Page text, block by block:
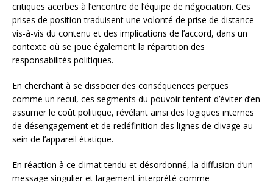
critiques acerbes à l’encontre de l’équipe de négociation. Ces
prises de position traduisent une volonté de prise de distance
vis-à-vis du contenu et des implications de l’accord, dans un
contexte où se joue également la répartition des
responsabilités politiques.
En cherchant à se dissocier des conséquences perçues
comme un recul, ces segments du pouvoir tentent d’éviter d’en
assumer le coût politique, révélant ainsi des logiques internes
de désengagement et de redéfinition des lignes de clivage au
sein de l’appareil étatique.
En réaction à ce climat tendu et désordonné, la diffusion d’un
message singulier et largement interprété comme